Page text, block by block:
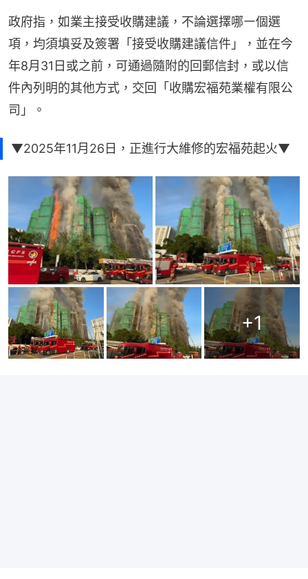
政府指，如業主接受收購建議，不論選擇哪㇐個選
項，均須填妥及簽署「接受收購建議信件」，並在今
年8月31日或之前，可通過隨附的回郵信封，或以信
件內列明的其他方式，交回「收購宏福苑業權有限公
司」。
▼2025年11月26日，正進行大維修的宏福苑起火▼
+1